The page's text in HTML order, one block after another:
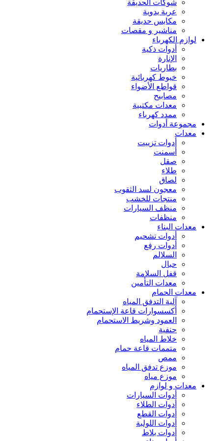
شوكات الحديقة
عربة يدوية
مكابس حديقة
مناشير و مقصات
لوازم الكهرباء
أدوات ذكية
الإنارة
بطاريات
خيوط كهربائية
قواطع الأضواء
مصابيح
معدات مكتبية
ممدد كهرباء
مجموعة أدوات
معدات
أدوات تزييت
أسمنت
صقل
طلاء
لصاق
معجون لسد الثقوب
منتجات للخشب
منظف السيارات
منظفات
معدات البناء
أدوات تشحيم
أدوات رفع
السلالم
حبال
قفل السلامة
معدات التأمين
معدات الحمام
آلية التدفق المياه
أكسسوارات قاعة الإستحمام
العمود وشريط الاستحمام
حنفية
خلاط المياه
متممات قاعة حمام
ممص
موزع تدفق المياه
موزع مياه
معدات و لوازم
أدوات السيارات
أدوات الطلاء
أدوات القطع
أدوات اللولبة
أدوات بلاط